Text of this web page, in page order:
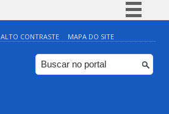
Simplifique!
Comunica BR
Participe
ALTO CONTRASTE MAPA DO SITE